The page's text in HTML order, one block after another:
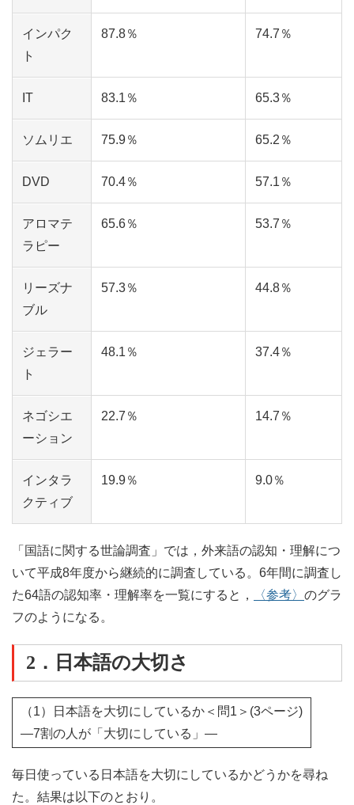
インパク
ト
87.8％ 74.7％
IT 83.1％ 65.3％
ソムリエ 75.9％ 65.2％
DVD 70.4％ 57.1％
アロマテ
ラピー
65.6％ 53.7％
リーズナ
ブル
57.3％ 44.8％
ジェラー
ト
48.1％ 37.4％
ネゴシエ
ーション
22.7％ 14.7％
インタラ
クティブ
19.9％ 9.0％
「国語に関する世論調査」では，外来語の認知・理解につ
いて平成8年度から継続的に調査している。6年間に調査し
た64語の認知率・理解率を一覧にすると，
〈参考〉 のグラ
フのようになる。
2．日本語の大切さ
（1）日本語を大切にしているか＜問1＞(3ページ)
―7割の人が「大切にしている」―
毎日使っている日本語を大切にしているかどうかを尋ね
た。結果は以下のとおり。